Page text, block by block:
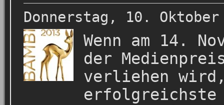
Donnerstag, 10.
Wenn am 14.
der
verliehen
erfolgreichste